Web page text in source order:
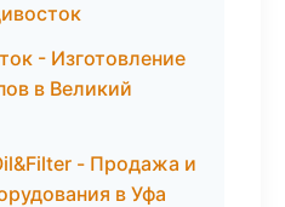
- Изготовление
в Великий
- Продажа и
в Уфа